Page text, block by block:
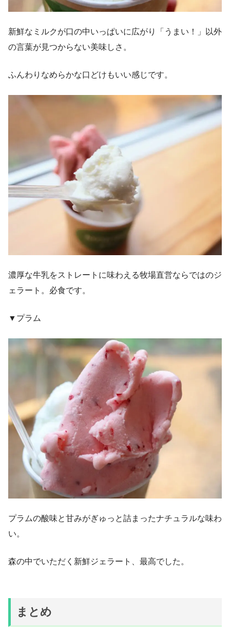
新鮮なミルクが口の中いっぱいに広がり「うまい！」以外
の言葉が見つからない美味しさ。
ふんわりなめらかな口どけもいい感じです。
濃厚な牛乳をストレートに味わえる牧場直営ならではのジ
ェラート。必食です。
▼プラム
プラムの酸味と甘みがぎゅっと詰まったナチュラルな味わ
い。
森の中でいただく新鮮ジェラート、最高でした。
まとめ